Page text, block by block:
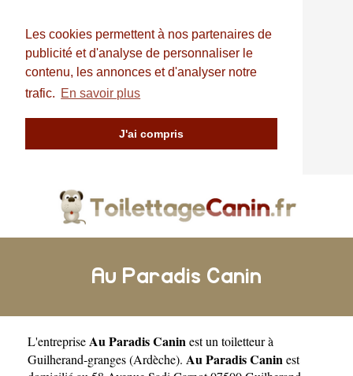
Les cookies permettent à nos partenaires de
publicité et d'analyse de personnaliser le
contenu, les annonces et d'analyser notre
trafic. En savoir plus
J'ai compris
Au Paradis Canin
L'entrepriseAu Paradis Caninest un toiletteur à
Guilherand-granges(Ardèche). Au Paradis Caninest